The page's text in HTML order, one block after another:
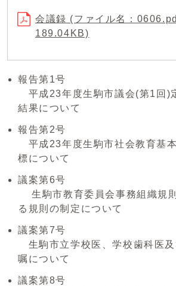
会議録 (ファイル名：
189.04KB)
報告第1号
平成23年度生駒市議会(第1回)
結果について
報告第2号
平成23年度生駒市社会教育基
標について
議案第6号
生駒市教育委員会事務組織規
る規則の制定について
議案第7号
生駒市立学校医、学校歯科医
嘱について
議案第8号